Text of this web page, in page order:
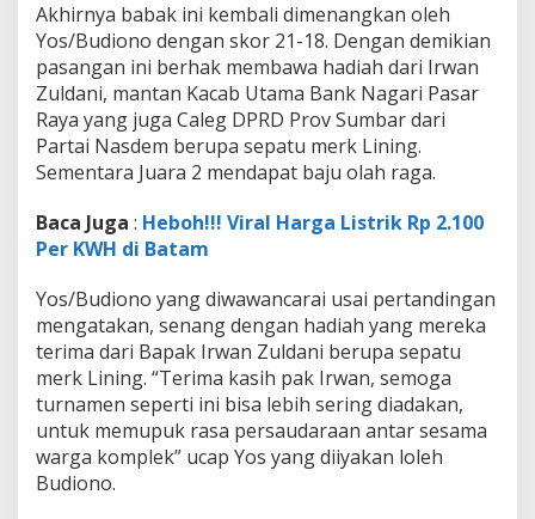
i
l
S
e
b
a
g
a
J
u
a
a
Akhirnya babak ini kembali dimenangkan oleh
Yos/Budiono dengan skor 21-18. Dengan demikian
pasangan ini berhak membawa hadiah dari Irwan
Zuldani, mantan Kacab Utama Bank Nagari Pasar
Raya yang juga Caleg DPRD Prov Sumbar dari
Partai Nasdem berupa sepatu merk Lining.
Sementara Juara 2 mendapat baju olah raga.
Baca Juga : Heboh!!! Viral Harga Listrik Rp 2.100
Per KWH di Batam
Yos/Budiono yang diwawancarai usai pertandingan
mengatakan, senang dengan hadiah yang mereka
terima dari Bapak Irwan Zuldani berupa sepatu
merk Lining. “Terima kasih pak Irwan, semoga
turnamen seperti ini bisa lebih sering diadakan,
untuk memupuk rasa persaudaraan antar sesama
warga komplek” ucap Yos yang diiyakan loleh
Budiono.